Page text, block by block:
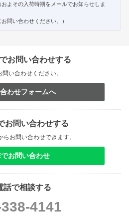
よその入荷時期をメールでお知らせしま
問い合わせください。）
お問い合わせする
問い合わせください。
わせフォームへ
お問い合わせする
らお問い合わせできます。
お問い合わせ
話で相談する
4141